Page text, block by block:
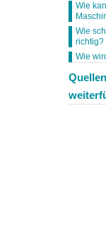
Wie
Wie
richtig?
Wie